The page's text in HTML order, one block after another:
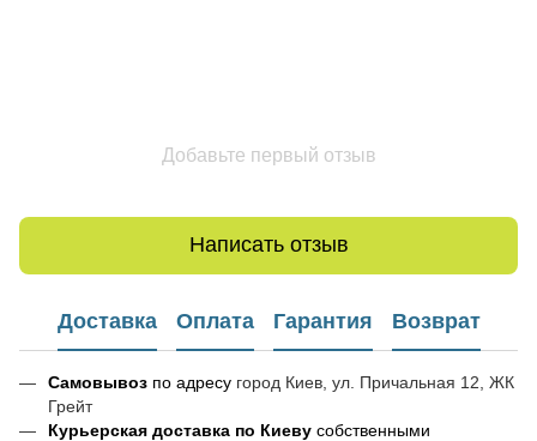
Добавьте первый отзыв
Написать отзыв
Доставка Оплата Гарантия Возврат
Самовывоз по адресу город Киев, ул. Причальная 12, ЖК
Грейт
Курьерская доставка по Киеву собственными